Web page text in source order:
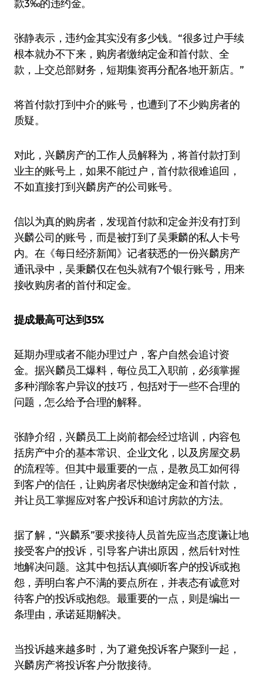
款3‰的违约金。
张静表示，违约金其实没有多少钱。“很多过户手续
根本就办不下来，购房者缴纳定金和首付款、全
款，上交总部财务，短期集资再分配各地开新店。”
将首付款打到中介的账号，也遭到了不少购房者的
质疑。
对此，兴麟房产的工作人员解释为，将首付款打到
业主的账号上，如果不能过户，首付款很难追回，
不如直接打到兴麟房产的公司账号。
信以为真的购房者，发现首付款和定金并没有打到
兴麟公司的账号，而是被打到了吴秉麟的私人卡号
内。在《每日经济新闻》记者获悉的一份兴麟房产
通讯录中，吴秉麟仅在包头就有7个银行账号，用来
接收购房者的首付和定金。
提成最高可达到35%
延期办理或者不能办理过户，客户自然会追讨资
金。据兴麟员工爆料，每位员工入职前，必须掌握
多种消除客户异议的技巧，包括对于一些不合理的
问题，怎么给予合理的解释。
张静介绍，兴麟员工上岗前都会经过培训，内容包
括房产中介的基本常识、企业文化，以及房屋交易
的流程等。但其中最重要的一点，是教员工如何得
到客户的信任，让购房者尽快缴纳定金和首付款，
并让员工掌握应对客户投诉和追讨房款的方法。
据了解，“兴麟系”要求接待人员首先应当态度谦让地
接受客户的投诉，引导客户讲出原因，然后针对性
地解决问题。这其中包括认真倾听客户的投诉或抱
怨，弄明白客户不满的要点所在，并表态有诚意对
待客户的投诉或抱怨。最重要的一点，则是编出一
条理由，承诺延期解决。
当投诉越来越多时，为了避免投诉客户聚到一起，
兴麟房产将投诉客户分散接待。